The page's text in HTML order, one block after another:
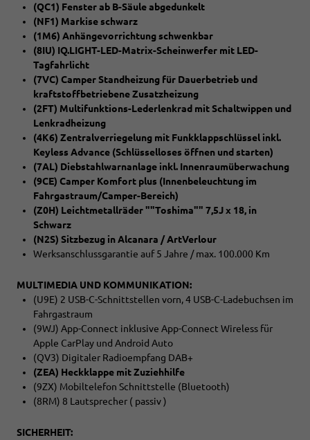
(QC1) Fenster ab B-Säule abgedunkelt
(NF1) Markise schwarz
(1M6) Anhängevorrichtung schwenkbar
(8IU) IQ.LIGHT-LED-Matrix-Scheinwerfer mit LED-
Tagfahrlicht
(7VC) Camper Standheizung für Dauerbetrieb und
kraftstoffbetriebene Zusatzheizung
(2FT) Multifunktions-Lederlenkrad mit Schaltwippen und
Lenkradheizung
(4K6) Zentralverriegelung mit Funkklappschlüssel inkl.
Keyless Advance (Schlüsselloses öffnen und starten)
(7AL) Diebstahlwarnanlage inkl. Innenraumüberwachung
(9CE) Camper Komfort plus (Innenbeleuchtung im
Fahrgastraum/Camper-Bereich)
(Z0H) Leichtmetallräder ""Toshima"" 7,5J x 18, in
Schwarz
(N2S) Sitzbezug in Alcanara / ArtVerlour
Werksanschlussgarantie auf 5 Jahre / max. 100.000 Km
MULTIMEDIA UND KOMMUNIKATION:
(U9E) 2 USB-C-Schnittstellen vorn, 4 USB-C-Ladebuchsen im
Fahrgastraum
(9WJ) App-Connect inklusive App-Connect Wireless für
Apple CarPlay und Android Auto
(QV3) Digitaler Radioempfang DAB+
(ZEA) Heckklappe mit Zuziehhilfe
(9ZX) Mobiltelefon Schnittstelle (Bluetooth)
(8RM) 8 Lautsprecher ( passiv )
SICHERHEIT: